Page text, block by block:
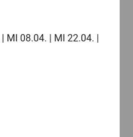
MI 08.04. | MI 22.04. |